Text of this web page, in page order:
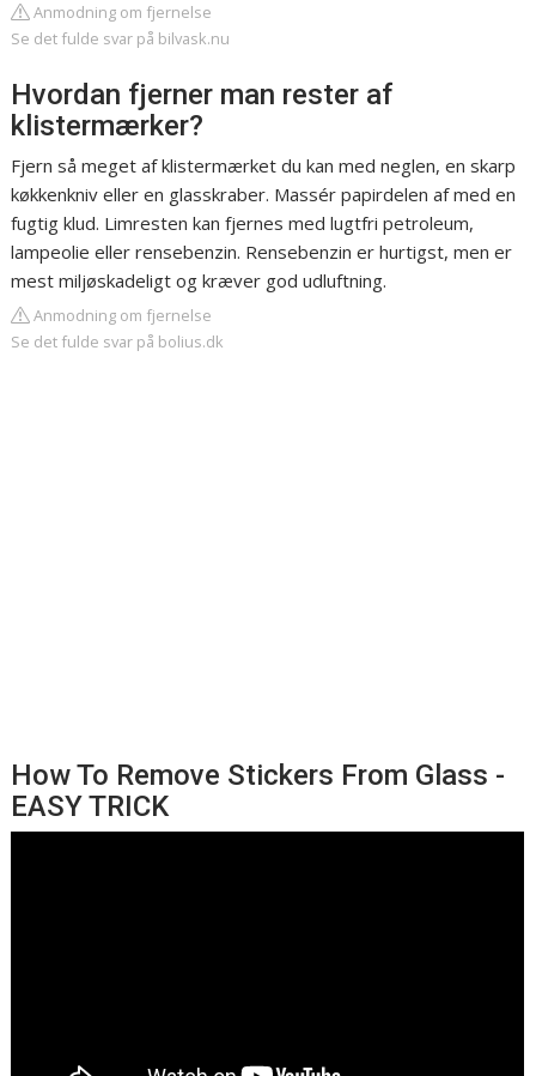
Anmodning om fjernelse
Se det fulde svar på bilvask.nu
Hvordan fjerner man rester af
klistermærker?
Fjern så meget af klistermærket du kan med neglen, en skarp
køkkenkniv eller en glasskraber. Massér papirdelen af med en
fugtig klud. Limresten kan fjernes med lugtfri petroleum,
lampeolie eller rensebenzin. Rensebenzin er hurtigst, men er
mest miljøskadeligt og kræver god udluftning.
Anmodning om fjernelse
Se det fulde svar på bolius.dk
How To Remove Stickers From Glass -
EASY TRICK